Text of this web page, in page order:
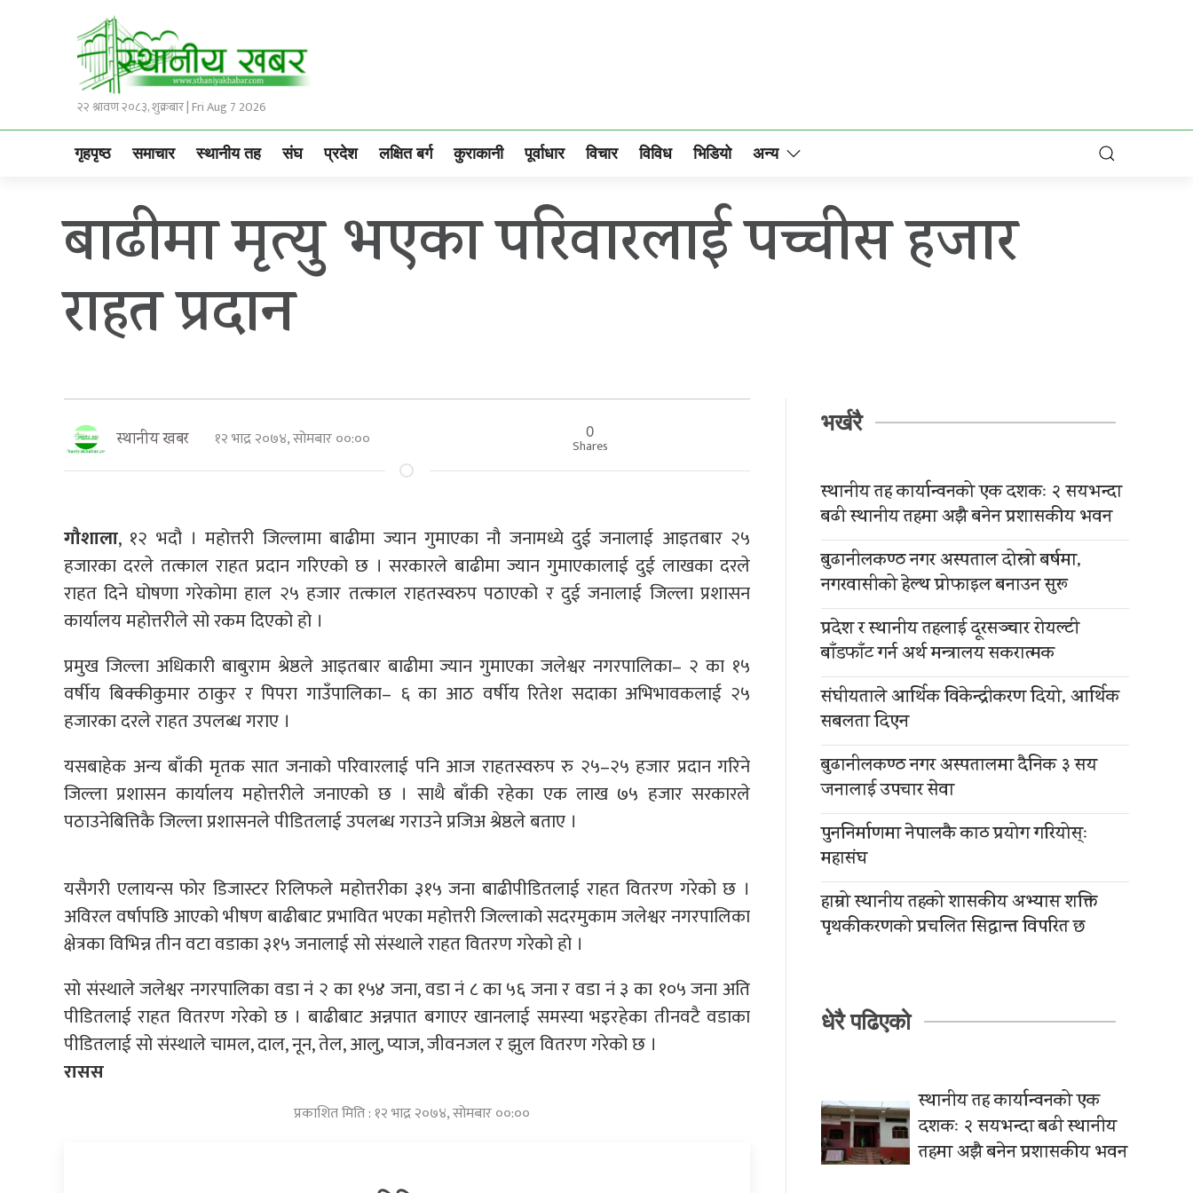
२२ श्रावण २०८३, शुक्रबार | Fri Aug 7 2026
गृहपृष्ठ समाचार स्थानीय तह संघ प्रदेश लक्षित बर्ग कुराकानी पूर्वाधार विचार विविध भिडियो अन्य
बाढीमा मृत्यु भएका परिवारलाई पच्चीस हजार
राहत प्रदान
स्थानीय खबर १२ भाद्र २०७४, सोमबार ००:०० 0
Shares
गौशाला, १२ भदौ । महोत्तरी जिल्लामा बाढीमा ज्यान गुमाएका नौ जनामध्ये दुई जनालाई आइतबार २५
हजारका दरले तत्काल राहत प्रदान गरिएको छ । सरकारले बाढीमा ज्यान गुमाएकालाई दुई लाखका दरले
राहत दिने घोषणा गरेकोमा हाल २५ हजार तत्काल राहतस्वरुप पठाएको र दुई जनालाई जिल्ला प्रशासन
कार्यालय महोत्तरीले सो रकम दिएको हो ।
प्रमुख जिल्ला अधिकारी बाबुराम श्रेष्ठले आइतबार बाढीमा ज्यान गुमाएका जलेश्वर नगरपालिका– २ का १५
वर्षीय बिक्कीकुमार ठाकुर र पिपरा गाउँपालिका– ६ का आठ वर्षीय रितेश सदाका अभिभावकलाई २५
हजारका दरले राहत उपलब्ध गराए ।
यसबाहेक अन्य बाँकी मृतक सात जनाको परिवारलाई पनि आज राहतस्वरुप रु २५–२५ हजार प्रदान गरिने
जिल्ला प्रशासन कार्यालय महोत्तरीले जनाएको छ । साथै बाँकी रहेका एक लाख ७५ हजार सरकारले
पठाउनेबित्तिकै जिल्ला प्रशासनले पीडितलाई उपलब्ध गराउने प्रजिअ श्रेष्ठले बताए ।
यसैगरी एलायन्स फोर डिजास्टर रिलिफले महोत्तरीका ३१५ जना बाढीपीडितलाई राहत वितरण गरेको छ ।
अविरल वर्षापछि आएको भीषण बाढीबाट प्रभावित भएका महोत्तरी जिल्लाको सदरमुकाम जलेश्वर नगरपालिका
क्षेत्रका विभिन्न तीन वटा वडाका ३१५ जनालाई सो संस्थाले राहत वितरण गरेको हो ।
सो संस्थाले जलेश्वर नगरपालिका वडा नं २ का १५४ जना, वडा नं ८ का ५६ जना र वडा नं ३ का १०५ जना अति
पीडितलाई राहत वितरण गरेको छ । बाढीबाट अन्नपात बगाएर खानलाई समस्या भइरहेका तीनवटै वडाका
पीडितलाई सो संस्थाले चामल, दाल, नून, तेल, आलु, प्याज, जीवनजल र झुल वितरण गरेको छ ।
रासस
प्रकाशित मिति : १२ भाद्र २०७४, सोमबार ००:००
भर्खरै
स्थानीय तह कार्यान्वनको एक दशकः २ सयभन्दा
बढी स्थानीय तहमा अझै बनेन प्रशासकीय भवन
बुढानीलकण्ठ नगर अस्पताल दोस्रो बर्षमा,
नगरवासीको हेल्थ प्रोफाइल बनाउन सुरू
प्रदेश र स्थानीय तहलाई दूरसञ्चार रोयल्टी
बाँडफाँट गर्न अर्थ मन्त्रालय सकरात्मक
संघीयताले आर्थिक विकेन्द्रीकरण दियो, आर्थिक
सबलता दिएन
बुढानीलकण्ठ नगर अस्पतालमा दैनिक ३ सय
जनालाई उपचार सेवा
पुननिर्माणमा नेपालकै काठ प्रयोग गरियोस्ः
महासंघ
हाम्रो स्थानीय तहको शासकीय अभ्यास शक्ति
पृथकीकरणको प्रचलित सिद्धान्त विपरित छ
धेरै पढिएको
स्थानीय तह कार्यान्वनको एक
दशकः २ सयभन्दा बढी स्थानीय
तहमा अझै बनेन प्रशासकीय भवन